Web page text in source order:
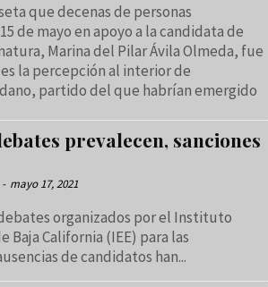
que decenas de personas
de mayo en apoyo a la candidata de
Marina del Pilar Ávila Olmeda, fue
la percepción al interior de
partido del que habrían emergido
prevalecen, sanciones
- mayo 17, 2021
organizados por el Instituto
Baja California (IEE) para las
de candidatos han...